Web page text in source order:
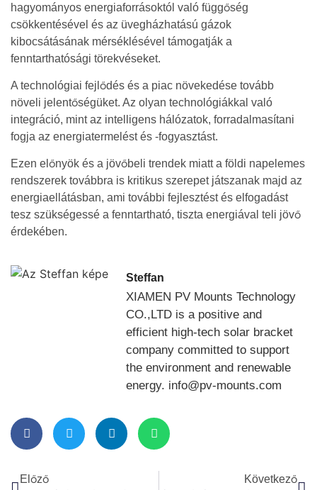
hagyományos energiaforrásoktól való függőség
csökkentésével és az üvegházhatású gázok
kibocsátásának mérséklésével támogatják a
fenntarthatósági törekvéseket.
A technológiai fejlődés és a piac növekedése tovább
növeli jelentőségüket. Az olyan technológiákkal való
integráció, mint az intelligens hálózatok, forradalmasítani
fogja az energiatermelést és -fogyasztást.
Ezen előnyök és a jövőbeli trendek miatt a földi napelemes
rendszerek továbbra is kritikus szerepet játszanak majd az
energiaellátásban, ami további fejlesztést és elfogadást
tesz szükségessé a fenntartható, tiszta energiával teli jövő
érdekében.
Steffan
XIAMEN PV Mounts Technology
CO.,LTD is a positive and
efficient high-tech solar bracket
company committed to support
the environment and renewable
energy. info@pv-mounts.com
Előző Következő